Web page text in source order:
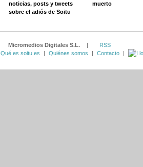
noticias, posts y tweets
sobre el adiós de Soitu
muerto
Micromedios Digitales S.L. |
RSS
Qué es soitu.es
| Quiénes somos | Contacto |